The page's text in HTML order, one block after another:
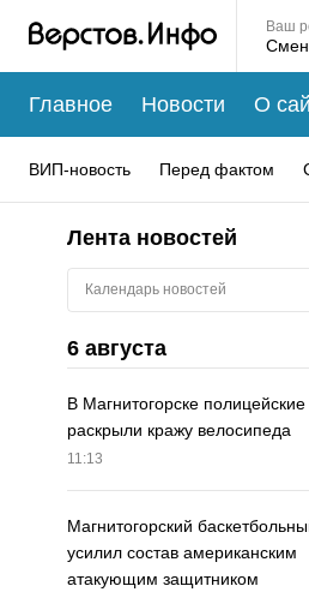
Ваш
Главное Новости О
ВИП-новость Перед фактом
Лента новостей
Календарь новостей
6 августа
В Магнитогорске полицейские
раскрыли кражу велосипеда
11:13
Магнитогорский
усилил состав американским
атакующим защитником